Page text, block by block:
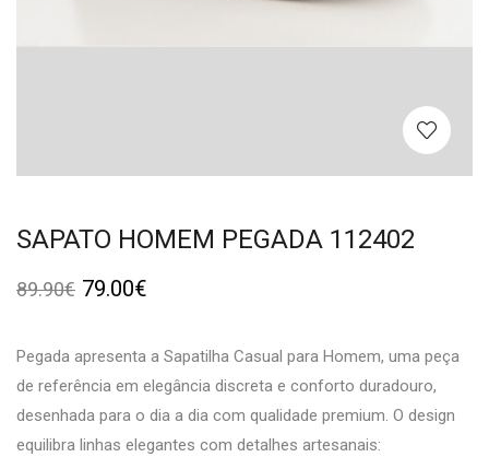
SAPATO HOMEM PEGADA 112402
89.90€ 79.00€
Pegada apresenta a Sapatilha Casual para Homem, uma peça
de referência em elegância discreta e conforto duradouro,
desenhada para o dia a dia com qualidade premium. O design
equilibra linhas elegantes com detalhes artesanais: